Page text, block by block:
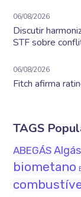
06/08/2026
Discutir
STF sobre
06/08/2026
Fitch afirma
TAGS
ABEGÁS Algás
biometano